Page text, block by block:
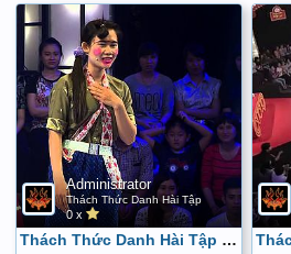
Administrator
Thách Thức Danh Hài Tập
0 x
Thách Thức Danh Hài Tập 9 (10/6/2015) - Full HD - YouTube